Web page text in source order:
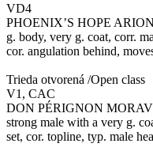
VD4
PHOENIX’S HOPE ARION
g. body, very g. coat, corr.
cor. angulation behind,
Trieda otvorená /Open class
V1, CAC
DON PÉRIGNON
strong male with a very g.
set, cor. topline, typ. male